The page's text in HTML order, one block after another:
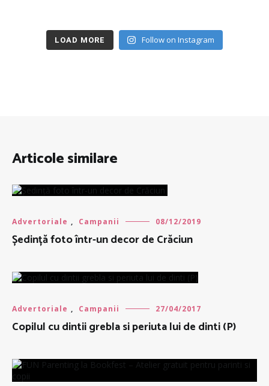
LOAD MORE Follow on Instagram
Articole similare
Advertoriale , Campanii 08/12/2019
Ședință foto într-un decor de Crăciun
Advertoriale , Campanii 27/04/2017
Copilul cu dintii grebla si periuta lui de dinti (P)